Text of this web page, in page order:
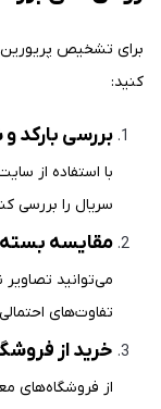
برای تشخیص پریورین
کنید:
بررسی بارکد
با استفاده از
سریال را بررسی
مقایسه
می‌توانید
تفاوت‌های
خرید از
از فروشگاه‌های